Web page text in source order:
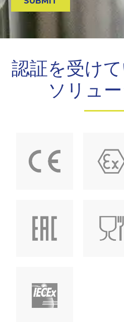
認証を受け
ソリュ